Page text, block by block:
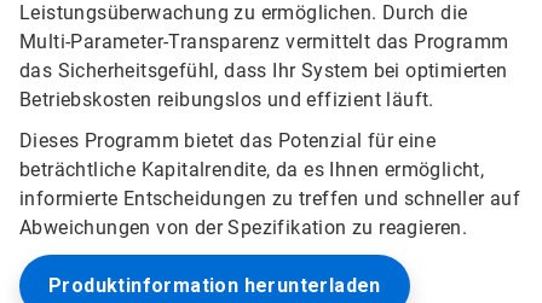
Leistungsüberwachung zu ermöglichen. Durch die
Multi-Parameter-Transparenz vermittelt das Programm
das Sicherheitsgefühl, dass Ihr System bei optimierten
Betriebskosten reibungslos und effizient läuft.
Dieses Programm bietet das Potenzial für eine
beträchtliche Kapitalrendite, da es Ihnen ermöglicht,
informierte Entscheidungen zu treffen und schneller auf
Abweichungen von der Spezifikation zu reagieren.
Produktinformation herunterladen